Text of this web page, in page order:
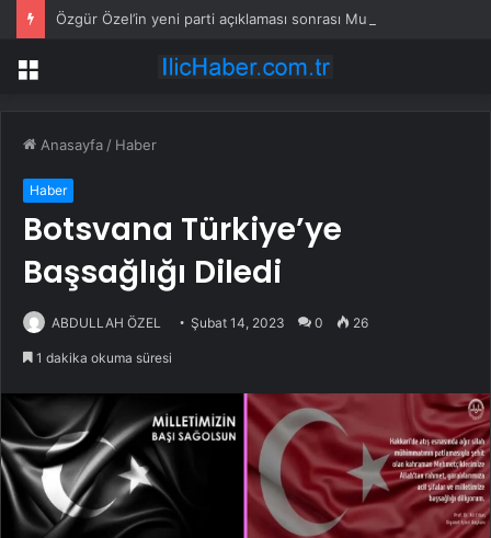
Menü
Anasayfa / Haber
Haber
Botsvana Türkiye’ye
Başsağlığı Diledi
ABDULLAH ÖZEL Şubat 14, 2023 0 26
1 dakika okuma süresi